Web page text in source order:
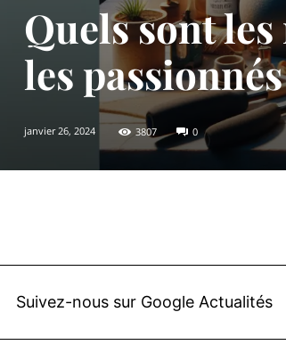
Quels sont
les
janvier 26, 2024 3807 0
Suivez-nous sur Google Actualités